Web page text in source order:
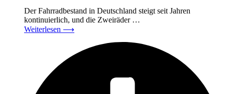
Der Fahrradbestand in Deutschland steigt seit Jahren
kontinuierlich, und die Zweiräder …
Weiterlesen ⟶